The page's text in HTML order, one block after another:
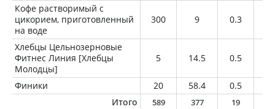
Кофе растворимый с
цикорием, приготовленный
на воде
300 9 0.3
Хлебцы Цельнозерновые
Фитнес Линия [Хлебцы
Молодцы]
5 14.5 0.5
Финики 20 58.4 0.5
Итого
589 377 19